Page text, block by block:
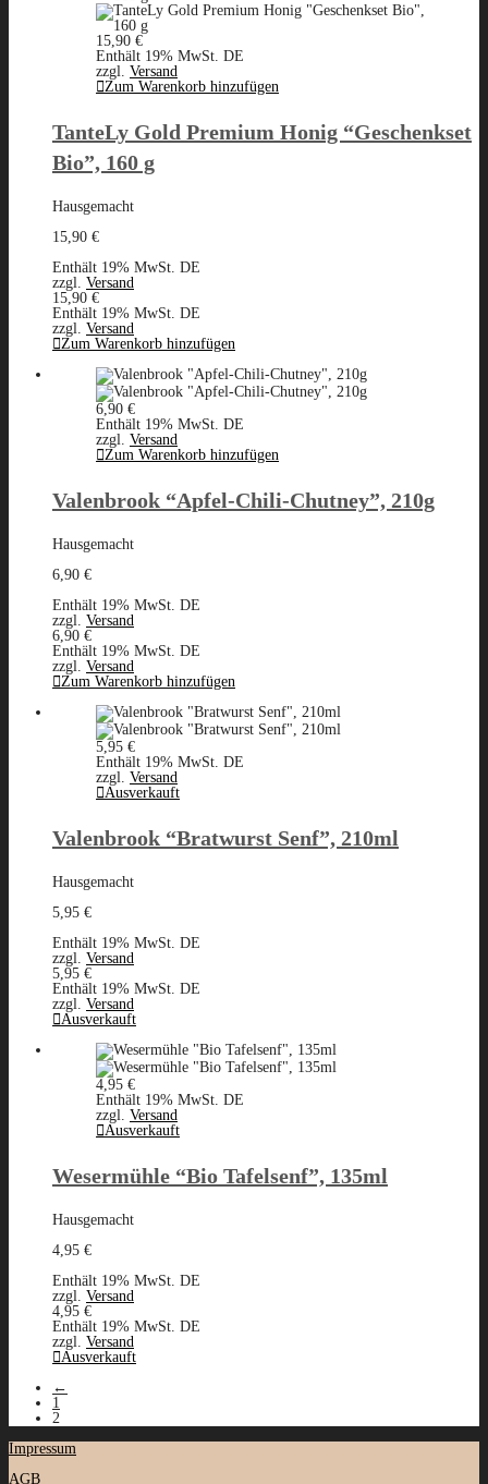
15,90 €
Enthält 19% MwSt. DE
zzgl. Versand
Zum Warenkorb hinzufügen
TanteLy Gold Premium Honig “Geschenkset
Bio”, 160 g
Hausgemacht
15,90 €
Enthält 19% MwSt. DE
zzgl. Versand
15,90 €
Enthält 19% MwSt. DE
zzgl. Versand
Zum Warenkorb hinzufügen
6,90 €
Enthält 19% MwSt. DE
zzgl. Versand
Zum Warenkorb hinzufügen
Valenbrook “Apfel-Chili-Chutney”, 210g
Hausgemacht
6,90 €
Enthält 19% MwSt. DE
zzgl. Versand
6,90 €
Enthält 19% MwSt. DE
zzgl. Versand
Zum Warenkorb hinzufügen
5,95 €
Enthält 19% MwSt. DE
zzgl. Versand
Ausverkauft
Valenbrook “Bratwurst Senf”, 210ml
Hausgemacht
5,95 €
Enthält 19% MwSt. DE
zzgl. Versand
5,95 €
Enthält 19% MwSt. DE
zzgl. Versand
Ausverkauft
4,95 €
Enthält 19% MwSt. DE
zzgl. Versand
Ausverkauft
Wesermühle “Bio Tafelsenf”, 135ml
Hausgemacht
4,95 €
Enthält 19% MwSt. DE
zzgl. Versand
4,95 €
Enthält 19% MwSt. DE
zzgl. Versand
Ausverkauft
←
1
2
Impressum
AGB